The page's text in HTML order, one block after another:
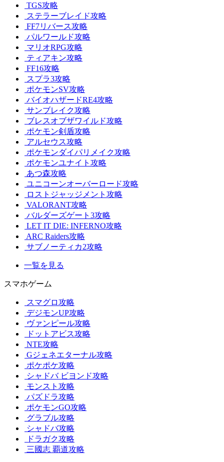
TGS攻略
ステラーブレイド攻略
FF7リバース攻略
パルワールド攻略
マリオRPG攻略
ティアキン攻略
FF16攻略
スプラ3攻略
ポケモンSV攻略
バイオハザードRE4攻略
サンブレイク攻略
ブレスオブザワイルド攻略
ポケモン剣盾攻略
アルセウス攻略
ポケモンダイパリメイク攻略
ポケモンユナイト攻略
あつ森攻略
ユニコーンオーバーロード攻略
ロストジャッジメント攻略
VALORANT攻略
バルダーズゲート3攻略
LET IT DIE: INFERNO攻略
ARC Raiders攻略
サブノーティカ2攻略
一覧を見る
スマホゲーム
スマグロ攻略
デジモンUP攻略
ヴァンピール攻略
ドットアビス攻略
NTE攻略
Gジェネエターナル攻略
ポケポケ攻略
シャドバ ビヨンド攻略
モンスト攻略
パズドラ攻略
ポケモンGO攻略
グラブル攻略
シャドバ攻略
ドラガク攻略
三國志 覇道攻略